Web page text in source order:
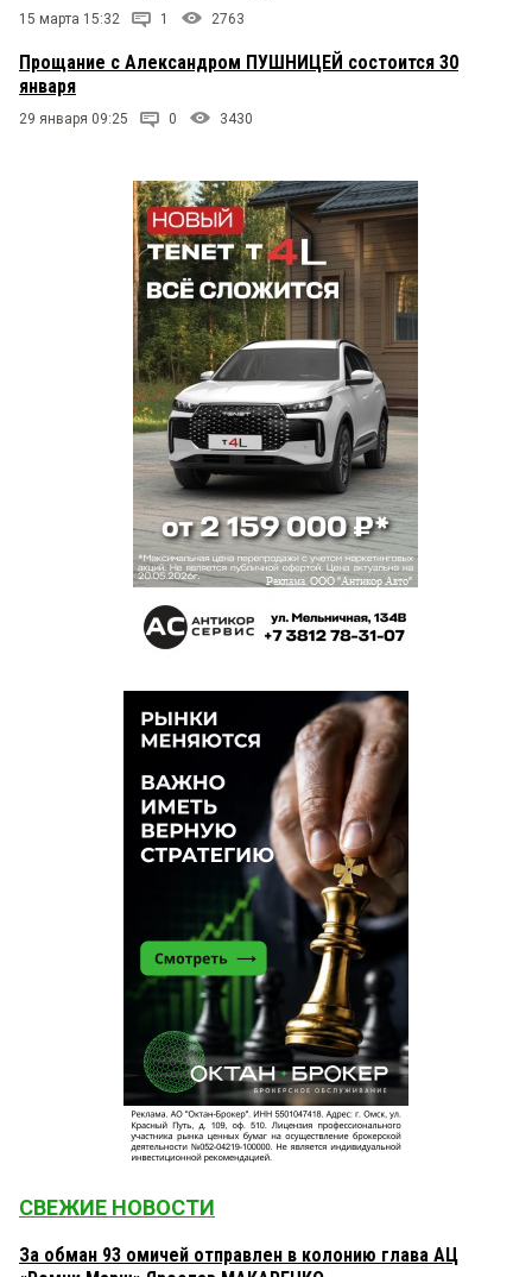
15 марта 15:32 1 2763
Прощание с Александром ПУШНИЦЕЙ состоится 30
января
29 января 09:25 0 3430
СВЕЖИЕ НОВОСТИ
За обман 93 омичей отправлен в колонию глава АЦ